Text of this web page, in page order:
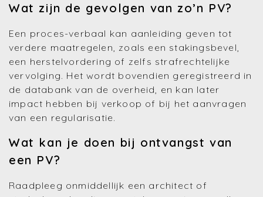
Wat zijn de gevolgen van zo’n PV?
Een proces-verbaal kan aanleiding geven tot
verdere maatregelen, zoals een stakingsbevel,
een herstelvordering of zelfs strafrechtelijke
vervolging. Het wordt bovendien geregistreerd in
de databank van de overheid, en kan later
impact hebben bij verkoop of bij het aanvragen
van een regularisatie.
Wat kan je doen bij ontvangst van
een PV?
Raadpleeg onmiddellijk een architect of